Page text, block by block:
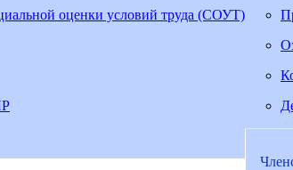
оценки условий труда (СОУТ)